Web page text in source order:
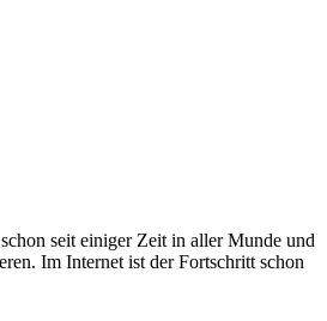
seit einiger Zeit in aller Munde und
Im Internet ist der Fortschritt schon